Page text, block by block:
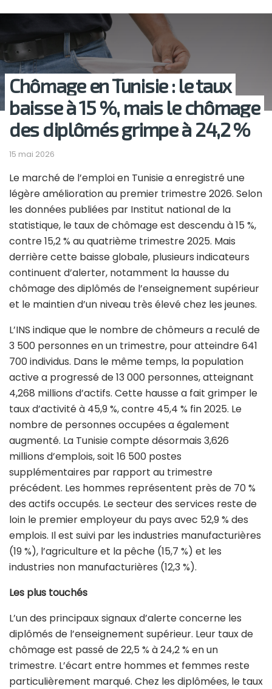
Chômage en Tunisie : le taux
baisse à 15 %, mais le chômage
des diplômés grimpe à 24,2 %
15 mai 2026
Le marché de l’emploi en Tunisie a enregistré une
légère amélioration au premier trimestre 2026. Selon
les données publiées par Institut national de la
statistique, le taux de chômage est descendu à 15 %,
contre 15,2 % au quatrième trimestre 2025. Mais
derrière cette baisse globale, plusieurs indicateurs
continuent d’alerter, notamment la hausse du
chômage des diplômés de l’enseignement supérieur
et le maintien d’un niveau très élevé chez les jeunes.
L’INS indique que le nombre de chômeurs a reculé de
3 500 personnes en un trimestre, pour atteindre 641
700 individus. Dans le même temps, la population
active a progressé de 13 000 personnes, atteignant
4,268 millions d’actifs. Cette hausse a fait grimper le
taux d’activité à 45,9 %, contre 45,4 % fin 2025. Le
nombre de personnes occupées a également
augmenté. La Tunisie compte désormais 3,626
millions d’emplois, soit 16 500 postes
supplémentaires par rapport au trimestre
précédent. Les hommes représentent près de 70 %
des actifs occupés. Le secteur des services reste de
loin le premier employeur du pays avec 52,9 % des
emplois. Il est suivi par les industries manufacturières
(19 %), l’agriculture et la pêche (15,7 %) et les
industries non manufacturières (12,3 %).
Les plus touchés
L’un des principaux signaux d’alerte concerne les
diplômés de l’enseignement supérieur. Leur taux de
chômage est passé de 22,5 % à 24,2 % en un
trimestre. L’écart entre hommes et femmes reste
particulièrement marqué. Chez les diplômées, le taux